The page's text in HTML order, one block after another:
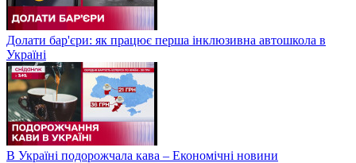
Долати бар'єри: як працює перша інклюзивна автошкола в
Україні
В Україні подорожчала кава – Економічні новини